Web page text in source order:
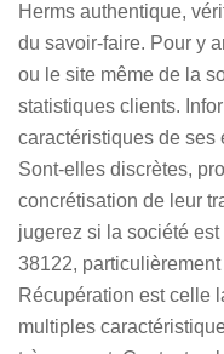
Herms authentique,
du savoir-faire. Pour y
ou le site même de la
statistiques clients.
caractéristiques de ses
Sont-elles discrètes,
concrétisation de leur
jugerez si la société
38122,
Récupération est celle
multiples